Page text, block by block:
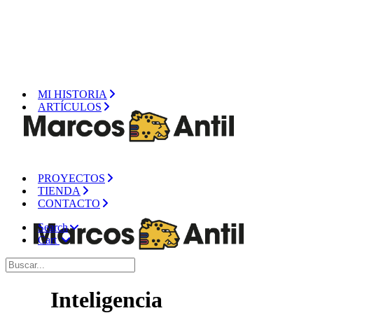
MI HISTORIA
ARTÍCULOS
PROYECTOS
TIENDA
CONTACTO
Search
Cart
Inteligencia